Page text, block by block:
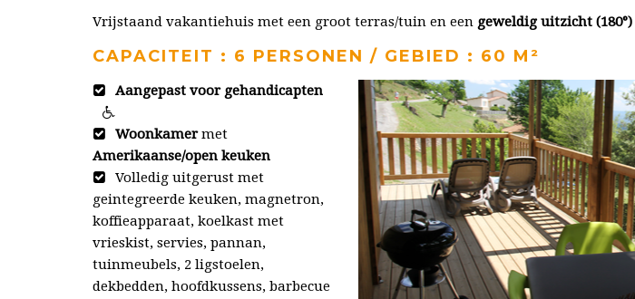
Vrijstaand vakantiehuis met een groot terras/tuin en een geweldig uitzicht (180°)
CAPACITEIT : 6 PERSONEN / GEBIED : 60 M²
Aangepast voor gehandicapten
Woonkamermet
Amerikaanse/open keuken
Volledig uitgerust met
geintegreerde keuken, magnetron,
koffieapparaat, koelkast met
vrieskist, servies, pannan,
tuinmeubels, 2 ligstoelen,
dekbedden, hoofdkussens, barbecue